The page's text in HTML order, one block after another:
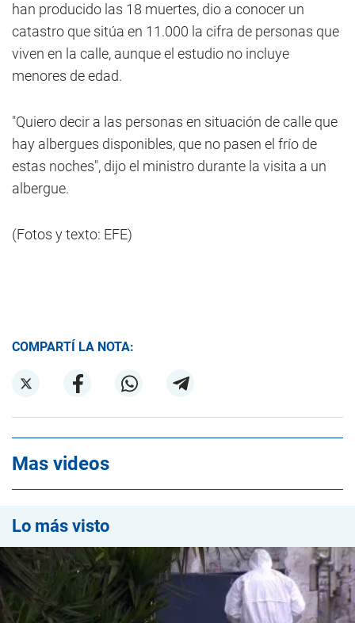
han producido las 18 muertes, dio a conocer un
catastro que sitúa en 11.000 la cifra de personas que
viven en la calle, aunque el estudio no incluye
menores de edad.
"Quiero decir a las personas en situación de calle que
hay albergues disponibles, que no pasen el frío de
estas noches", dijo el ministro durante la visita a un
albergue.
(Fotos y texto: EFE)
COMPARTÍ LA NOTA:
Mas videos
Lo más visto